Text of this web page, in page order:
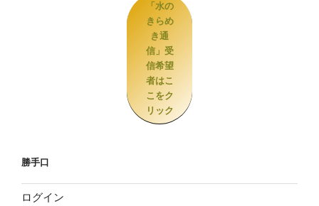
「水の
きらめ
き通
信」受
信希望
者はこ
こをク
リック
勝手口
ログイン